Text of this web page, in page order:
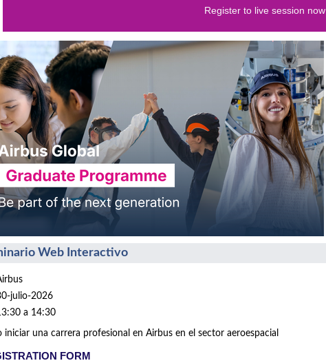
Register to live session now
Web Interactivo
julio-2026
a 14:30
iniciar una carrera profesional en Airbus en el sector aeroespacial
FORM